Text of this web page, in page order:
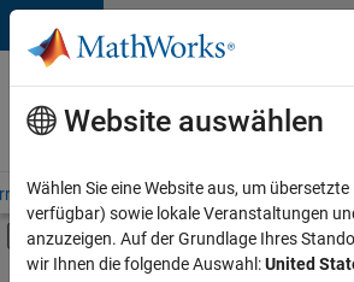
Weiter zum Inhalt
Karriere
bei
MathWorks
– Übersicht Stellensuche
Umschaltung für Off-
Hauptinhalt
Website auswählen
Wählen Sie eine Website aus, um
verfügbar) sowie lokale Veranstaltungen
anzuzeigen. Auf der Grundlage Ihres
wir Ihnen die folgende Auswahl:United